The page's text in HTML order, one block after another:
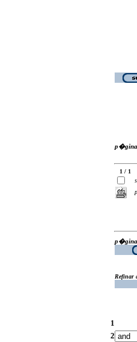
p�gina
1 / 1
p�gina
Refinar
1
2